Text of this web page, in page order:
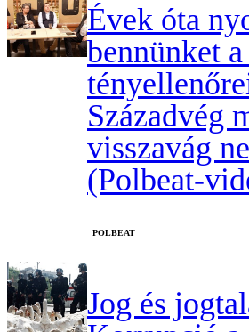
Évek óta
bennünket
Századvég
visszavág
(Polbeat-
‎POLBEAT
Jog és